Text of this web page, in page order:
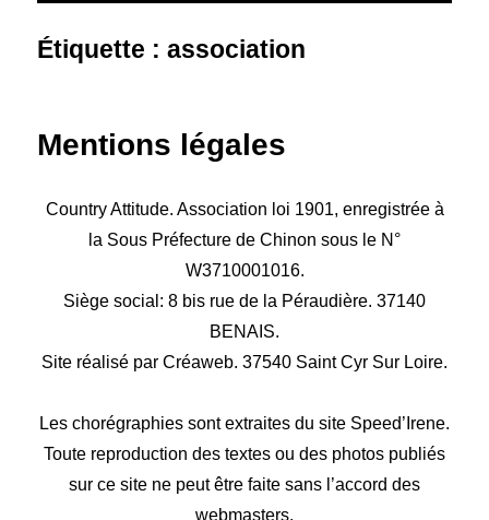
Étiquette :association
Mentions légales
Country Attitude. Association loi 1901, enregistrée à
la Sous Préfecture de Chinon sous le N°
W3710001016.
Siège social: 8 bis rue de la Péraudière. 37140
BENAIS.
Site réalisé par Créaweb. 37540 Saint Cyr Sur Loire.
Les chorégraphies sont extraites du site Speed’Irene.
Toute reproduction des textes ou des photos publiés
sur ce site ne peut être faite sans l’accord des
webmasters.